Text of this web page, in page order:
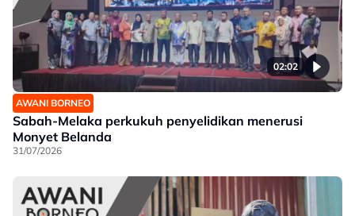
02:02
AWANI BORNEO
Sabah-Melaka perkukuh penyelidikan menerusi
Monyet Belanda
31/07/2026